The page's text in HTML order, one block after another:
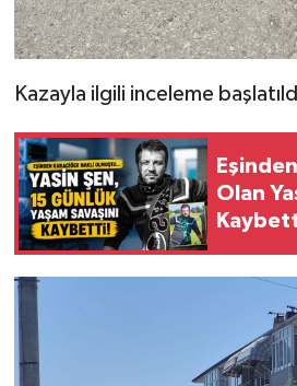
Kazayla ilgili inceleme
Olan